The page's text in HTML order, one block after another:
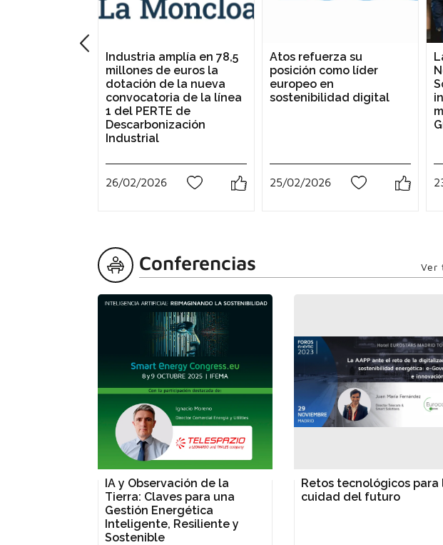
Industria amplía en 78,5
millones de euros la
dotación de la nueva
convocatoria de la línea
1 del PERTE de
Descarbonización
Industrial
26/02/2026
Atos refuerza su
posición como líder
europeo en
sostenibilidad digital
25/02/2026
Conferencias Ver
IA y Observación de la
Tierra: Claves para una
Gestión Energética
Inteligente, Resiliente y
Sostenible
Retos tecnológicos para
cuidad del futuro